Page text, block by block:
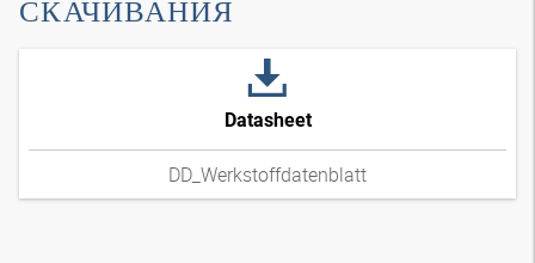
СКАЧИВАНИЯ
Datasheet
DD_Werkstoffdatenblatt